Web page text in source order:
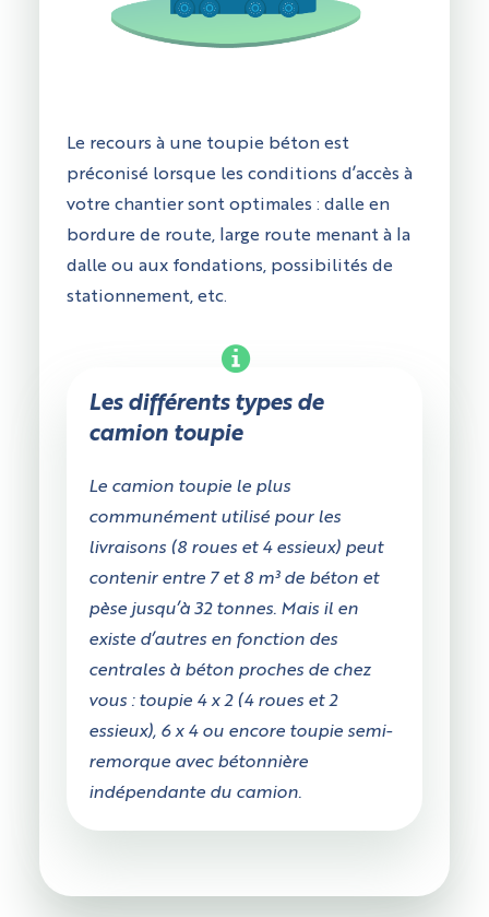
Le recours à une toupie béton est
préconisé lorsque les conditions d’accès à
votre chantier sont optimales : dalle en
bordure de route, large route menant à la
dalle ou aux fondations, possibilités de
stationnement, etc.
Les différents types de
camion toupie
Le camion toupie le plus
communément utilisé pour les
livraisons (8 roues et 4 essieux) peut
contenir entre 7 et 8 m³ de béton et
pèse jusqu’à 32 tonnes. Mais il en
existe d’autres en fonction des
centrales à béton proches de chez
vous : toupie 4 x 2 (4 roues et 2
essieux), 6 x 4 ou encore toupie semi-
remorque avec bétonnière
indépendante du camion.